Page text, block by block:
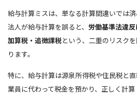
給与計算ミスは、単なる計算間違いでは済
法人が給与計算を誤ると、 労働基準法違
加算税・追徴課税という、二重のリスク
ります。
特に、給与計算は源泉所得税や住民税と
業員に代わって税金を預かり、正しく計